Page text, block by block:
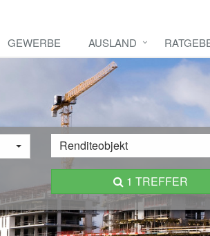
GEWERBE AUSLAND
Renditeobjekt
1 TREFFER